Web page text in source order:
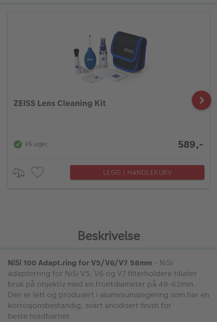
ZEISS Lens Cleaning Kit
På lager 589,-
LEGG I HANDLEKURV
Beskrivelse
NiSi 100 Adapt.ring for V5/V6/V7 58mm - NiSi
adapterring for NiSi V5, V6 og V7 filterholdere tillater
bruk på objektiv med en frontdiameter på 49-62mm.
Den er lett og produsert i aluminiumslegering som har en
korrosjonsbestandig, svart anodisert finish for
beste holdbarhet.